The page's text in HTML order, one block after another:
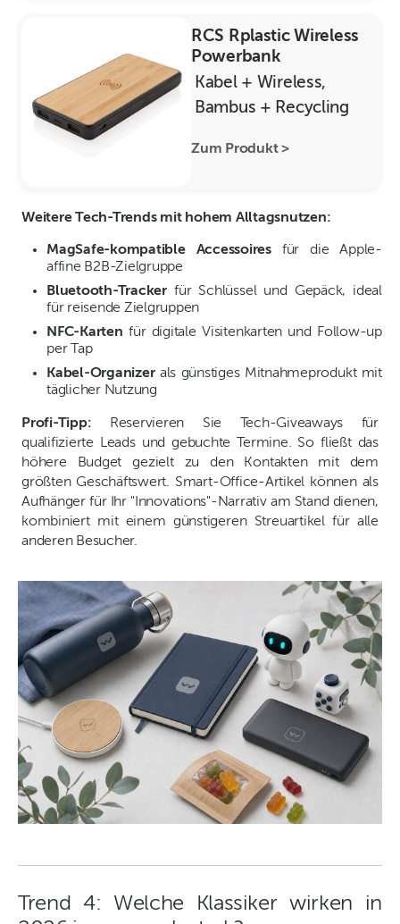
RCS Rplastic Wireless
Powerbank
Kabel + Wireless,
Bambus + Recycling
Zum Produkt >
Weitere Tech-Trends mit hohem Alltagsnutzen:
MagSafe-kompatible Accessoires für die Apple-
affine B2B-Zielgruppe
Bluetooth-Trackerfür Schlüssel und Gepäck, ideal
für reisende Zielgruppen
NFC-Karten für digitale Visitenkarten und Follow-up
per Tap
Kabel-Organizerals günstiges Mitnahmeprodukt mit
täglicher Nutzung
Profi-Tipp: Reservieren Sie Tech-Giveaways für
qualifizierte Leads und gebuchte Termine. So fließt das
höhere Budget gezielt zu den Kontakten mit dem
größten Geschäftswert. Smart-Office-Artikel können als
Aufhänger für Ihr "Innovations"-Narrativ am Stand dienen,
kombiniert mit einem günstigeren Streuartikel für alle
anderen Besucher.
Trend 4: Welche Klassiker wirken in